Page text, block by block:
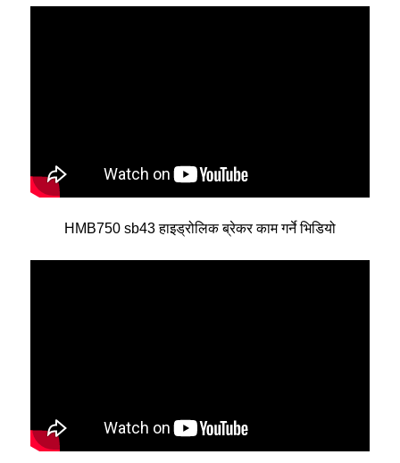
HMB750 sb43 हाइड्रोलिक ब्रेकर काम गर्ने भिडियो